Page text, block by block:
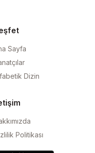
Sayfa
Dizin
Politikası